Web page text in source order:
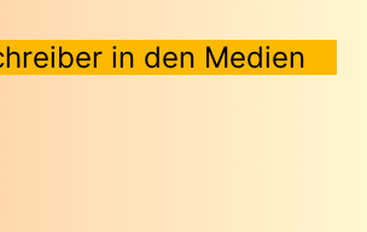
in den Medien